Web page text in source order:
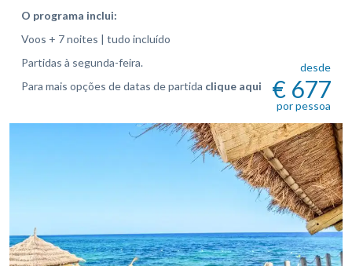
O programa inclui:
Voos + 7 noites | tudo incluído
Partidas à segunda-feira.
Para mais opções de datas de partida clique aqui
desde
€ 677
por pessoa